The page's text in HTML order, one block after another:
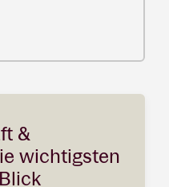
&
wichtigsten